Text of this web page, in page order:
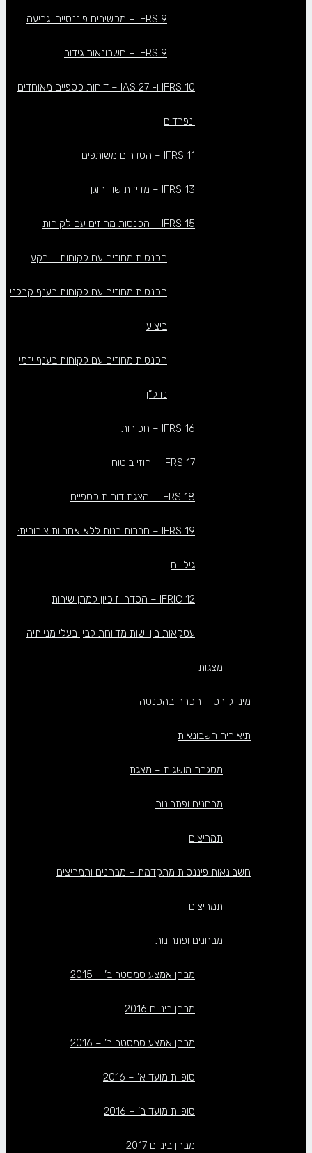
IFRS 9 – מכשירים פיננסיים: גריעה
IFRS 9 – חשבונאות גידור
IFRS 10 ו- IAS 27 – דוחות כספיים מאוחדים
ונפרדים
IFRS 11 – הסדרים משותפים
IFRS 13 – מדידת שווי הוגן
IFRS 15 – הכנסות מחוזים עם לקוחות
הכנסות מחוזים עם לקוחות – רקע
הכנסות מחוזים עם לקוחות בענף קבלני
ביצוע
הכנסות מחוזים עם לקוחות בענף יזמי
נדל”ן
IFRS 16 – חכירות
IFRS 17 – חוזי ביטוח
IFRS 18 – הצגת דוחות כספיים
IFRS 19 – חברות בנות ללא אחריות ציבורית:
גילויים
IFRIC 12 – הסדרי זיכיון למתן שירות
עסקאות בין ישות מדווחת לבין בעלי מניותיה
מצגות
מיני קורס – הכרה בהכנסה
תיאוריה חשבונאית
מסגרת מושגית – מצגת
מבחנים ופתרונות
תמריצים
חשבונאות פיננסית מתקדמת – מבחנים ותמריצים
תמריצים
מבחנים ופתרונות
מבחן אמצע סמסטר ב’ – 2015
מבחן ביניים 2016
מבחן אמצע סמסטר ב’ – 2016
סופיות מועד א’ – 2016
סופיות מועד ב’ – 2016
מבחן ביניים 2017